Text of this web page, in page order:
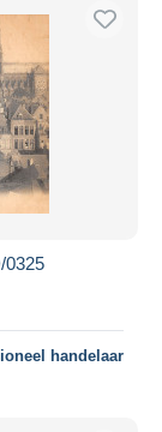
0325
handelaar